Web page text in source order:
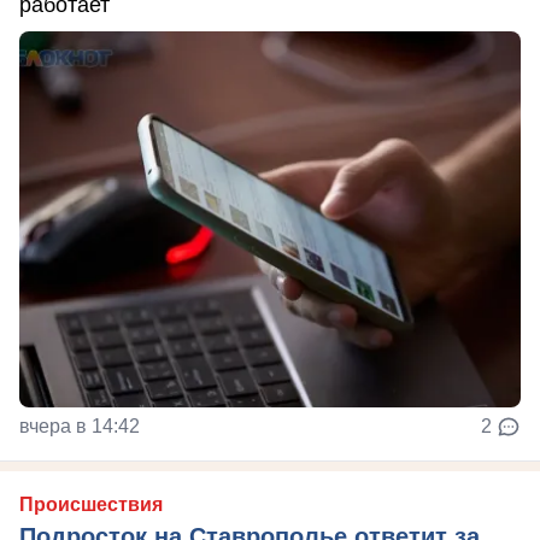
вчера в 14:42 2
Происшествия